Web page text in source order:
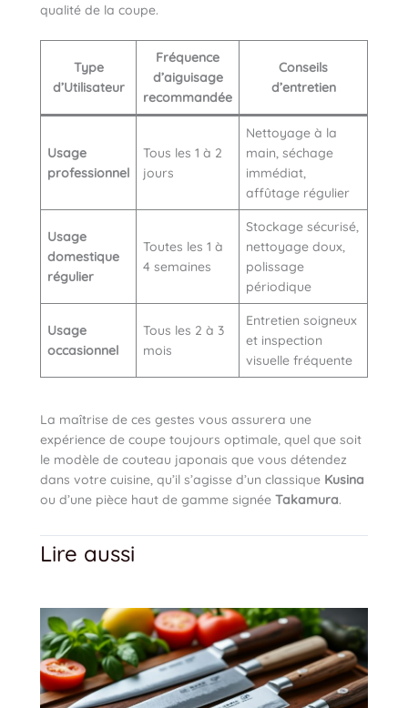
qualité de la coupe.
Type
d’Utilisateur
Fréquence
d’aiguisage
recommandée
Conseils
d’entretien
Usage
professionnel
Tous les 1 à 2
jours
Nettoyage à la
main, séchage
immédiat,
affûtage régulier
Usage
domestique
régulier
Toutes les 1 à
4 semaines
Stockage sécurisé,
nettoyage doux,
polissage
périodique
Usage
occasionnel
Tous les 2 à 3
mois
Entretien soigneux
et inspection
visuelle fréquente
La maîtrise de ces gestes vous assurera une
expérience de coupe toujours optimale, quel que soit
le modèle de couteau japonais que vous détendez
dans votre cuisine, qu’il s’agisse d’un classique Kusina
ou d’une pièce haut de gamme signée Takamura.
Lire aussi